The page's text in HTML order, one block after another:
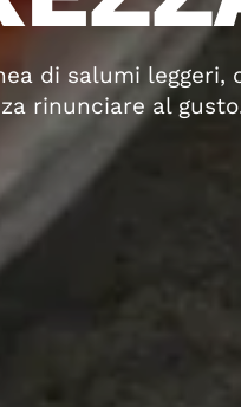
di salumi leggeri,
rinunciare al